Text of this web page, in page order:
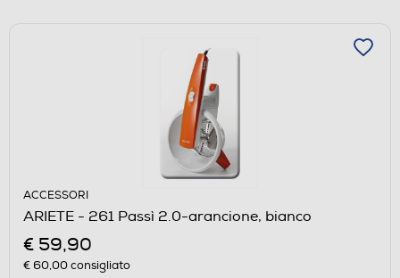
ACCESSORI
ARIETE - 261 Passì 2.0-arancione, bianco
€ 59,90
€ 60,00consigliato